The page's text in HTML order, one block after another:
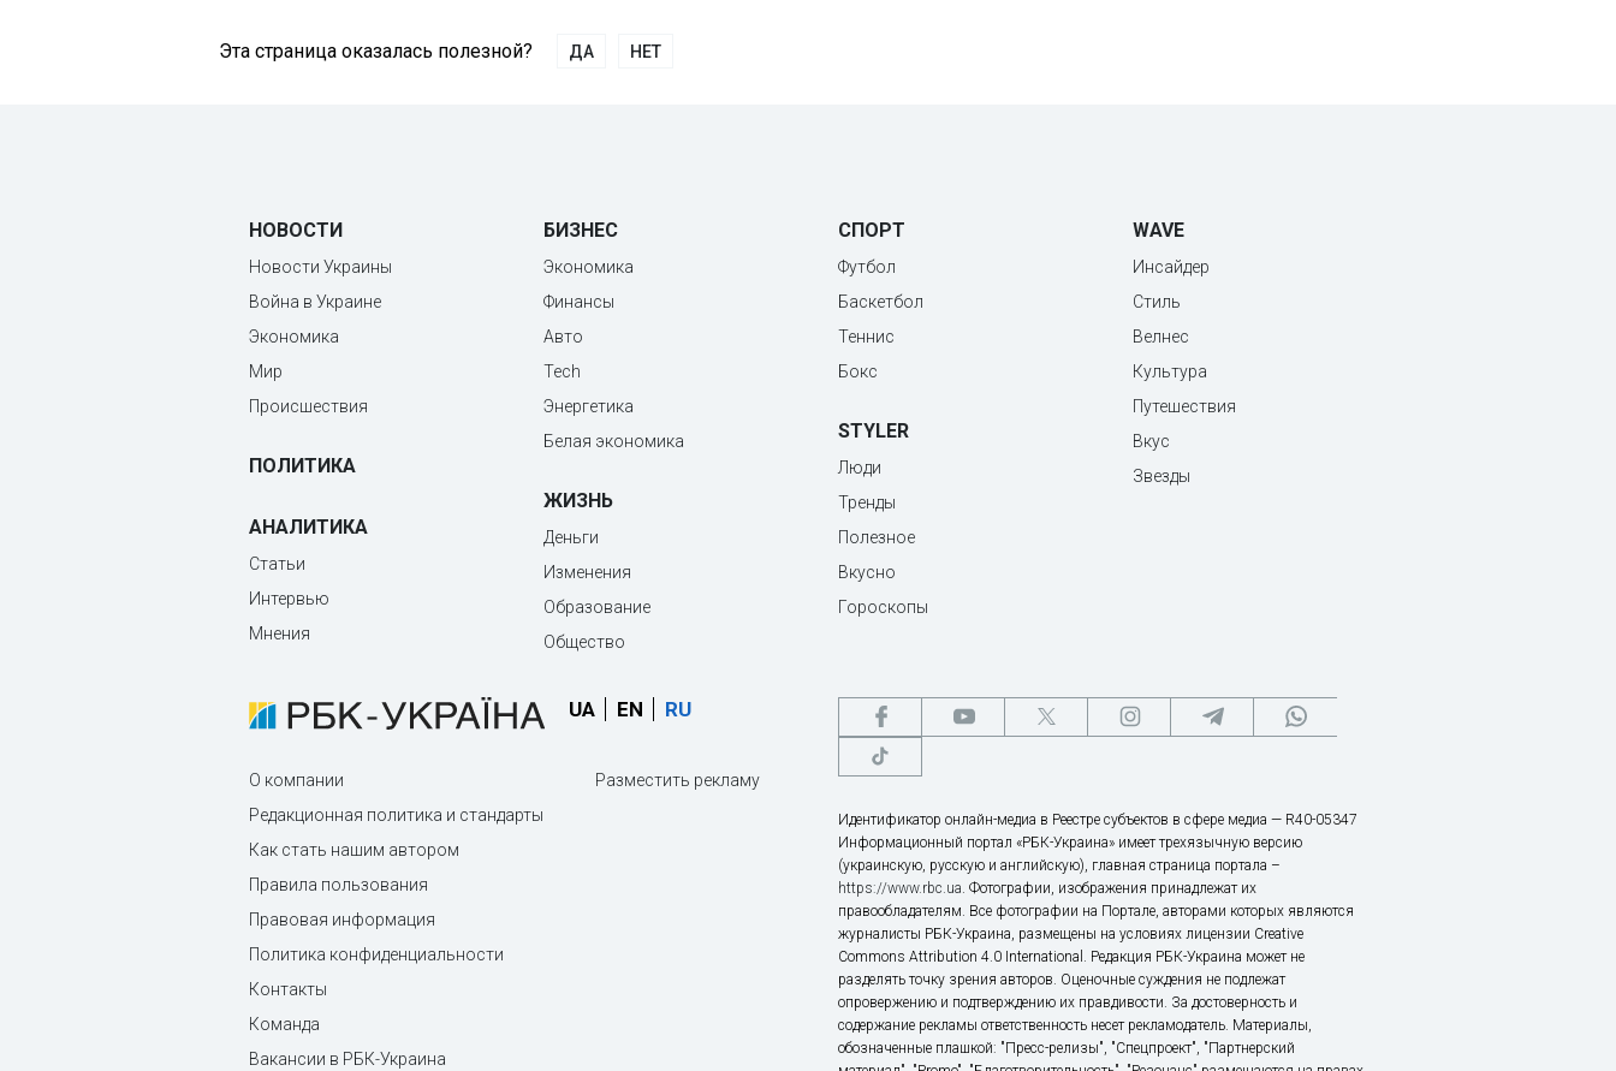
Эта страница оказалась полезной? ДА НЕТ
НОВОСТИ
Новости Украины
Война в Украине
Экономика
Мир
Происшествия
ПОЛИТИКА
АНАЛИТИКА
Статьи
Интервью
Мнения
БИЗНЕС
Экономика
Финансы
Авто
Tech
Энергетика
Белая экономика
ЖИЗНЬ
Деньги
Изменения
Образование
Общество
СПОРТ
Футбол
Баскетбол
Теннис
Бокс
STYLER
Люди
Тренды
Полезное
Вкусно
Гороскопы
WAVE
Инсайдер
Стиль
Велнес
Культура
Путешествия
Вкус
Звезды
UA EN RU
О компании
Редакционная политика и стандарты
Как стать нашим автором
Правила пользования
Правовая информация
Политика конфиденциальности
Контакты
Команда
Вакансии в РБК-Украина
Разместить рекламу
Идентификатор онлайн-медиа в Реестре субъектов в сфере медиа — R40-05347
Информационный портал «РБК-Украина» имеет трехязычную версию
(украинскую, русскую и английскую), главная страница портала –
https://www.rbc.ua. Фотографии, изображения принадлежат их
правообладателям. Все фотографии на Портале, авторами которых являются
журналисты РБК-Украина, размещены на условиях лицензии Creative
Commons Attribution 4.0 International. Редакция РБК-Украина может не
разделять точку зрения авторов. Оценочные суждения не подлежат
опровержению и подтверждению их правдивости. За достоверность и
содержание рекламы ответственность несет рекламодатель. Материалы,
обозначенные плашкой: "Пресс-релизы", "Спецпроект", "Партнерский